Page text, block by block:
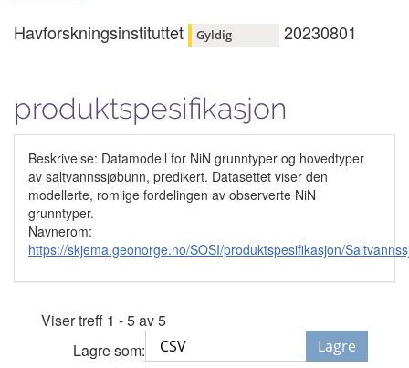
Havforskningsinstituttet Gyldig 20230801
produktspesifikasjon
Beskrivelse: Datamodell for NiN grunntyper og hovedtyper
av saltvannssjøbunn, predikert. Datasettet viser den
modellerte, romlige fordelingen av observerte NiN
grunntyper.
Navnerom:
https://skjema.geonorge.no/SOSI/produktspesifikasjon/
Viser treff 1 - 5 av 5
Lagre som:
Lagre